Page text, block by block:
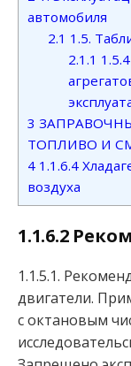
автомобиля
2.1 1.5.
2.1.1
3
ТОПЛИВО И
4 1.1.6.4
воздуха
1.1.6.2
1.1.5.1.
двигатели.
с октановым